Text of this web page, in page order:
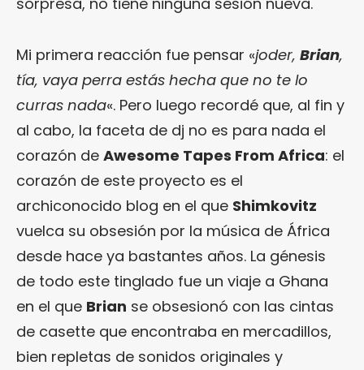
Mi primera reacción fue pensar «joder, Brian,
tía, vaya perra estás hecha que no te lo
curras nada«. Pero luego recordé que, al fin y
al cabo, la faceta de dj no es para nada el
corazón de Awesome Tapes From Africa: el
corazón de este proyecto es el
archiconocido blog en el que Shimkovitz
vuelca su obsesión por la música de África
desde hace ya bastantes años. La génesis
de todo este tinglado fue un viaje a Ghana
en el que Brian se obsesionó con las cintas
de casette que encontraba en mercadillos,
bien repletas de sonidos originales y